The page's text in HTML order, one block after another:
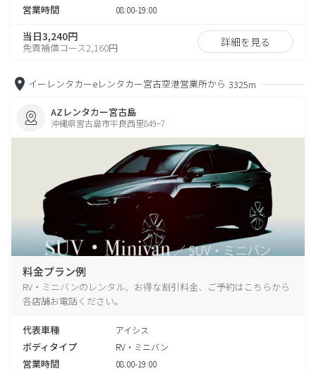
営業時間 08:00-19:00
当日3,240円
免責補償コース2,160円 詳細を見る
イーレンタカーeレンタカー宮古空港営業所から 3325m
AZレンタカー宮古島
沖縄県宮古島市平良西里849−7
料金プラン例
RV・ミニバンのレンタル、お得な割引料金、ご予約はこちらから
各店舗お電話ください。
代表車種 アイシス
ボディタイプ RV・ミニバン
営業時間 08:00-19:00